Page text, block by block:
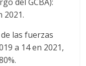
2021.
las fuerzas
a 14 en 2021,